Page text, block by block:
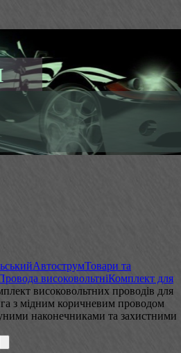
АвтострумТовари та
високовольтніКомплект для
високовольтних проводів для
з мідним коричневим проводом
наконечниками та захистними